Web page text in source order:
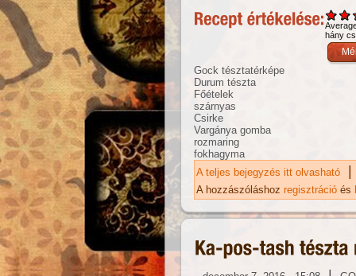
hány
Gock tésztatérképe
Durum tészta
Főételek
szárnyas
Csirke
Vargánya gomba
rozmaring
fokhagyma
A teljes bejegyzés itt olvasható
|
A hozzászóláshoz regisztráció és